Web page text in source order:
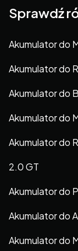
Sprawdź
Akumulator do
Akumulator do
Akumulator do
Akumulator do
Akumulator do
2.0 GT
Akumulator do
Akumulator do
Akumulator do